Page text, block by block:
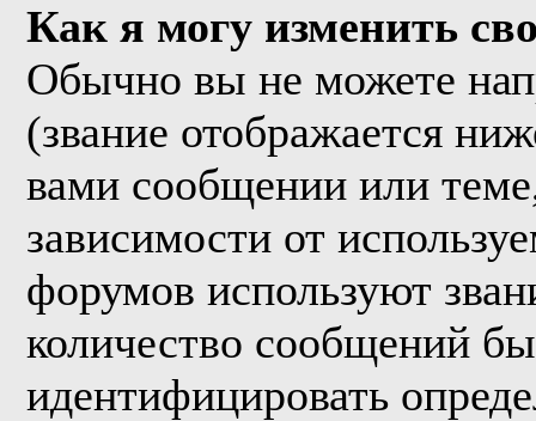
Как я могу изменить
Обычно вы не можете
(звание отображается
вами сообщении или
зависимости от
форумов используют
количество сообщений
идентифицировать